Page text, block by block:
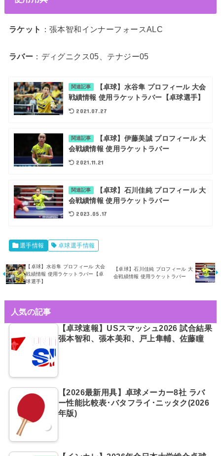
ラケット ：張本智和インナーフォースALC
ラバー ：ディグニクス05、テナジー05
関連記事
【卓球】水谷隼 プロフィール 大会
戦績情報 使用ラケットラバー【卓球選手】
2021.07.27
関連記事
【卓球】伊藤美誠 プロフィール 大
会戦績情報 使用ラケットラバー
2021.11.21
関連記事
【卓球】石川佳純 プロフィール 大
会戦績情報 使用ラケットラバー
2023.05.17
選手情報 卓球選手情報
【卓球】水谷隼 プロフィール 大会
戦績情報 使用ラケットラバー【卓
球選手】
【卓球】石川佳純 プロフィール 大
会戦績情報 使用ラケットラバー
人気の記事
【卓球速報】USスマッシュ2026 試合結果
張本智和、張本美和、戸上隼輔、佐藤瞳
【2026最新用具】卓球メーカー8社 ラバ
ー性能比較表･バタフライ･ニッタク(2026
年版)